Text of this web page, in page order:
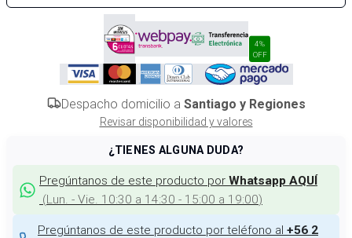
4%
OFF
Despacho domicilio a Santiago y Regiones
Revisar disponibilidad y valores
¿TIENES ALGUNA DUDA?
Pregúntanos de este producto por Whatsapp AQUÍ
(Lun. - Vie. 10:30 a 14:30 - 15:00 a 19:00)
Pregúntanos de este producto por teléfono al +56 2